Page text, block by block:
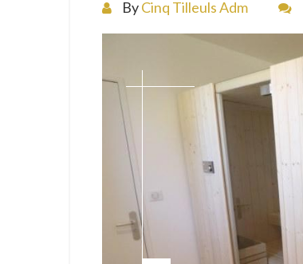
ByCinq Tilleuls Adm